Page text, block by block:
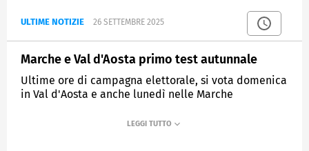
ULTIME NOTIZIE 26 SETTEMBRE 2025
Marche e Val d'Aosta primo test autunnale
Ultime ore di campagna elettorale, si vota domenica
in Val d'Aosta e anche lunedì nelle Marche